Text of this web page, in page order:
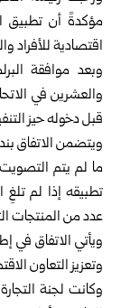
مؤكدةً أن تطبيق
اقتصادية للأفراد
وبعد موافقة
والعشرين في
قبل دخوله حيز
ما لم يتم
تطبيقه إذا لم
عدد من المنتجات
ويأتي الاتفاق في
وتعزيز التعاون
وكانت لجنة